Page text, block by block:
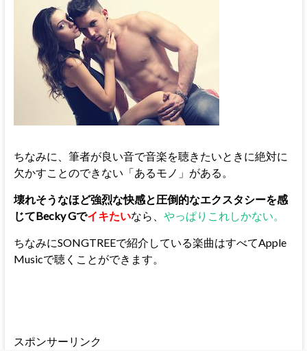
ちなみに、筆者が良い音で音楽を聴きたいときに絶対に
欠かすことのできない「あるモノ」がある。
壊れそうなほど強烈な快感と圧倒的なエクスタシーを感
じてBecky Gでイキたいなら、 やっぱりこれしかない。
ちなみにSONGTREEで紹介している楽曲はすべてApple
Musicで聴くことができます。
スポンサーリンク